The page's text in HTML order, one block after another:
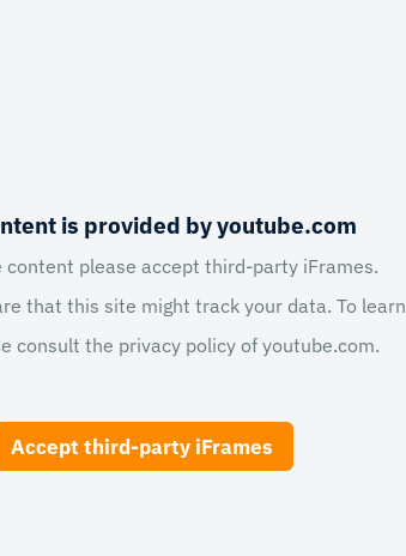
is provided by youtube.com
content please accept third-party iFrames.
that this site might track your data. To learn
consult the privacy policy of youtube.com.
Accept third-party iFrames